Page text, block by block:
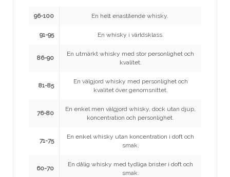
96-100 En helt enastående whisky.
91-95 En whisky i världsklass.
86-90
En utmärkt whisky med stor personlighet och
kvalitet.
81-85
En välgjord whisky med personlighet och
kvalitet över genomsnittet.
76-80
En enkel men välgjord whisky, dock utan djup,
koncentration och personlighet.
71-75
En enkel whisky utan koncentration i doft och
smak.
60-70
En dålig whisky med tydliga brister i doft och
smak.